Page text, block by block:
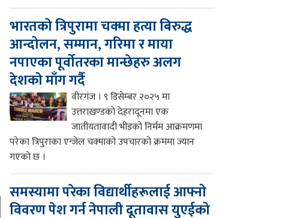
भारतको त्रिपुरामा चक्मा हत्या बिरुद्ध
आन्दोलन, सम्मान, गरिमा र माया
नपाएका पूर्वोतरका मान्छेहरु अलग
देशको माँग गर्दै
वीरगंज । ९ डिसेम्बर २०२५ मा
उत्तराखण्डको देहरादूनमा एक
जातीयतावादी भीडको निर्मम आक्रमणमा
परेका त्रिपुराका एन्जेल चक्माको उपचारको क्रममा ज्यान
गएको छ ।
समस्यामा परेका विद्यार्थीहरूलाई आफ्नो
विवरण पेश गर्न नेपाली दूतावास युएईको